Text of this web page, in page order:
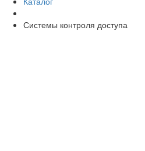
Системы контроля доступа